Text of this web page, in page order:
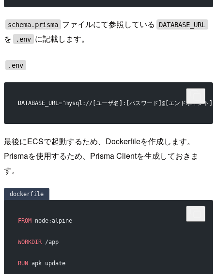
schema.prisma ファイルにて参照している DATABASE_URL
を .env に記載します。
.env
DATABASE_URL="mysql://[ユーザ名]:[パスワード]@[エンドポイン
最後にECSで起動するため、Dockerfileを作成します。
Prismaを使用するため、Prisma Clientを生成しておきま
す。
dockerfile
FROM node:alpine
WORKDIR /app
RUN apk update